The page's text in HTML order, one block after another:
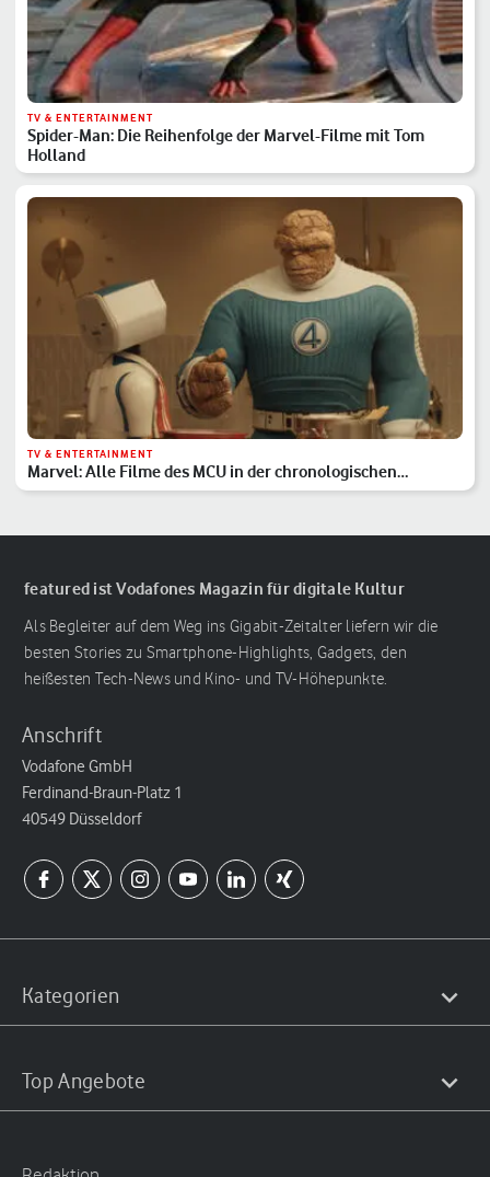
TV & ENTERTAINMENT
Spider-Man: Die Reihenfolge der Marvel-Filme mit Tom
Holland
TV & ENTERTAINMENT
Marvel: Alle Filme des MCU in der chronologischen
Reihenfolge
featured ist Vodafones Magazin für digitale Kultur
Als Begleiter auf dem Weg ins Gigabit-Zeitalter liefern wir die
besten Stories zu Smartphone-Highlights, Gadgets, den
heißesten Tech-News und Kino- und TV-Höhepunkte.
Anschrift
Vodafone GmbH
Ferdinand-Braun-Platz 1
40549 Düsseldorf
Kategorien
Top Angebote